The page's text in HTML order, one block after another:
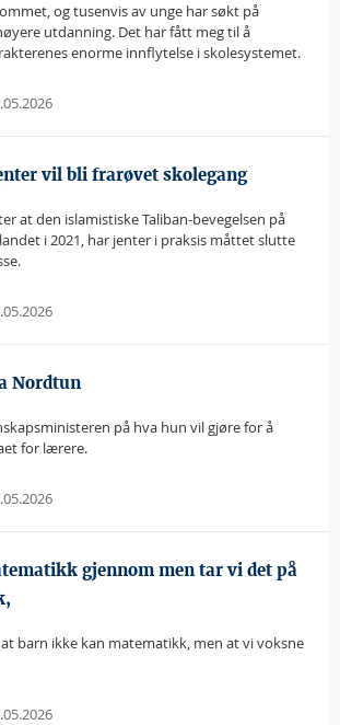
og tusenvis av unge har søkt på
utdanning. Det har fått meg til å
enorme innflytelse i skolesystemet.
vil bli frarøvet skolegang
at den islamistiske Taliban-bevegelsen på
i 2021, har jenter i praksis måttet slutte
Nordtun
på hva hun vil gjøre for å
for lærere.
gjennom men tar vi det på
barn ikke kan matematikk, men at vi voksne